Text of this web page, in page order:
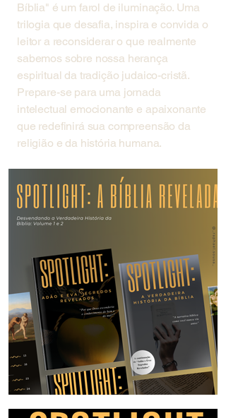
Bíblia" é um farol de iluminação. Uma
trilogia que desafia, inspira e convida o
leitor a reconsiderar o que realmente
sabemos sobre nossa herança
espiritual da tradição judaico-cristã.
Prepare-se para uma jornada
intelectual emocionante e apaixonante
que redefinirá sua compreensão da
religião e da história humana.